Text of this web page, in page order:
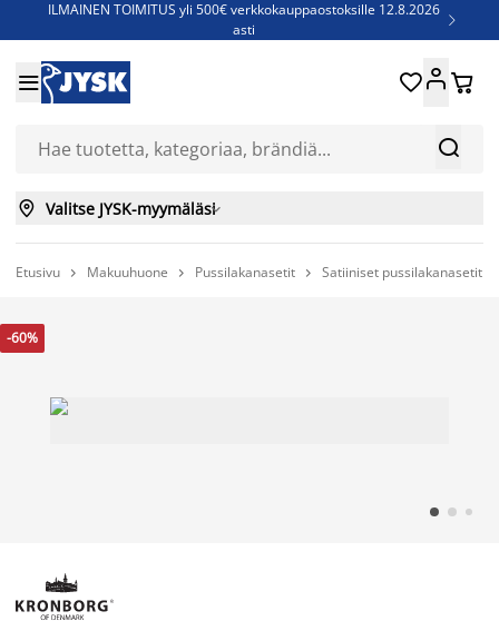
ILMAINEN TOIMITUS yli 500€ verkkokauppaostoksille 12.8.2026
asti

Jenkkisänkyjä - Säästä jopa 60%


 
 Valitse JYSK-myymäläsi
Etusivu  Makuuhuone  Pussilakanasetit  Satiiniset pussilakanasetit
-60%